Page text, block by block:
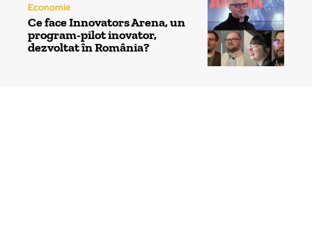
Economie
Ce face Innovators Arena, un
program-pilot inovator,
dezvoltat în România?